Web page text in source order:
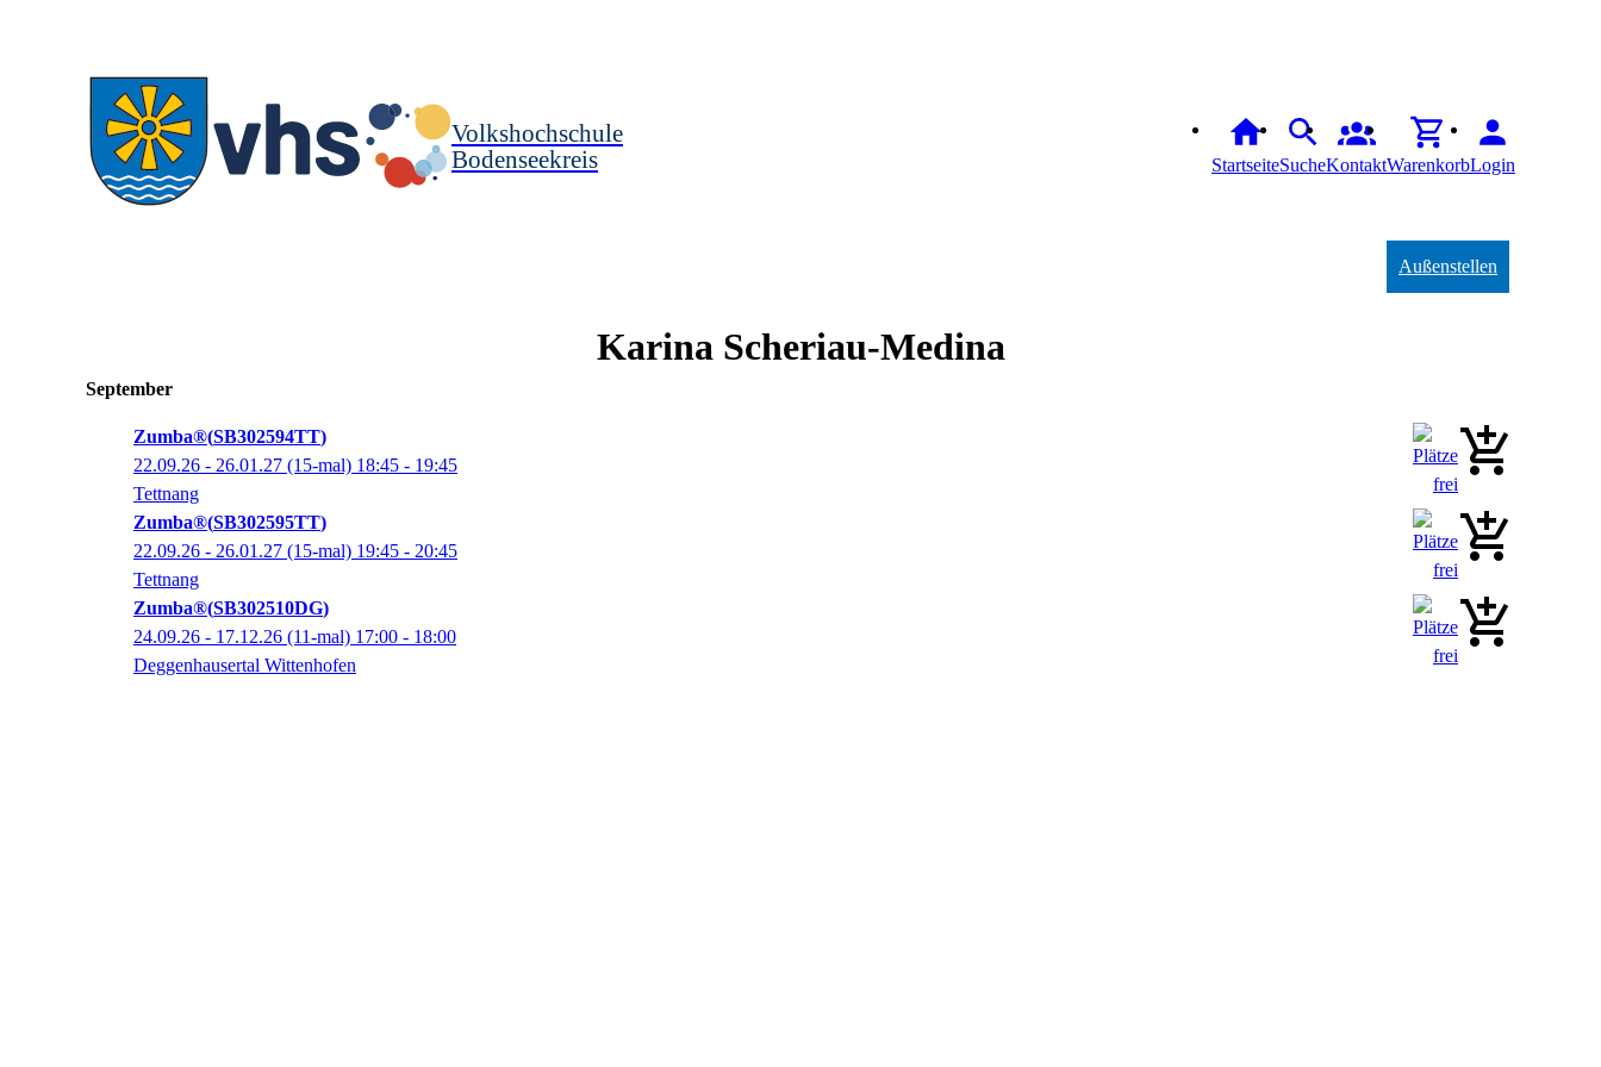
Volkshochschule
Bodenseekreis
StartseiteSucheKontaktWarenkorbLogin
Außenstellen
Karina Scheriau-Medina
September
Zumba® SB302594TT
22.09.26 - 26.01.27 (15-mal) 18:45 - 19:45
Tettnang
Zumba® SB302595TT
22.09.26 - 26.01.27 (15-mal) 19:45 - 20:45
Tettnang
Zumba® SB302510DG
24.09.26 - 17.12.26 (11-mal) 17:00 - 18:00
Deggenhausertal Wittenhofen